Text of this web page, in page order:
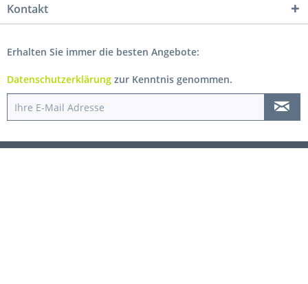
Kontakt
Erhalten Sie immer die besten Angebote:
Datenschutzerklärung zur Kenntnis genommen.